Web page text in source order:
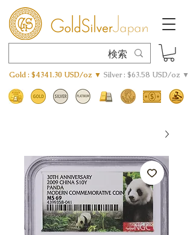
Gold : $4341.30 USD/oz ▼ Silver : $63.58 USD/oz ▼